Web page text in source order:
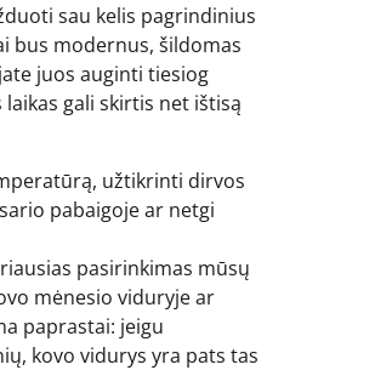
sau kelis pagrindinius
bus modernus, šildomas
juos auginti tiesiog
gali skirtis net ištisą
užtikrinti dirvos
pabaigoje ar netgi
pasirinkimas mūsų
mėnesio viduryje ar
paprastai: jeigu
kovo vidurys yra pats tas